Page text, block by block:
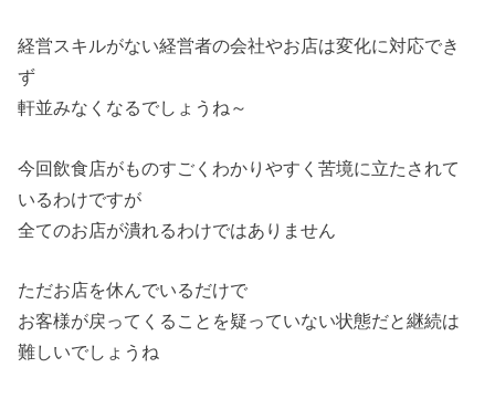
経営スキルがない経営者の会社やお店は変化に対応でき
ず
軒並みなくなるでしょうね～
今回飲食店がものすごくわかりやすく苦境に立たされて
いるわけですが
全てのお店が潰れるわけではありません
ただお店を休んでいるだけで
お客様が戻ってくることを疑っていない状態だと継続は
難しいでしょうね